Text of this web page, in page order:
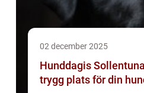
02 december 2025
Hunddagis
trygg plats för din